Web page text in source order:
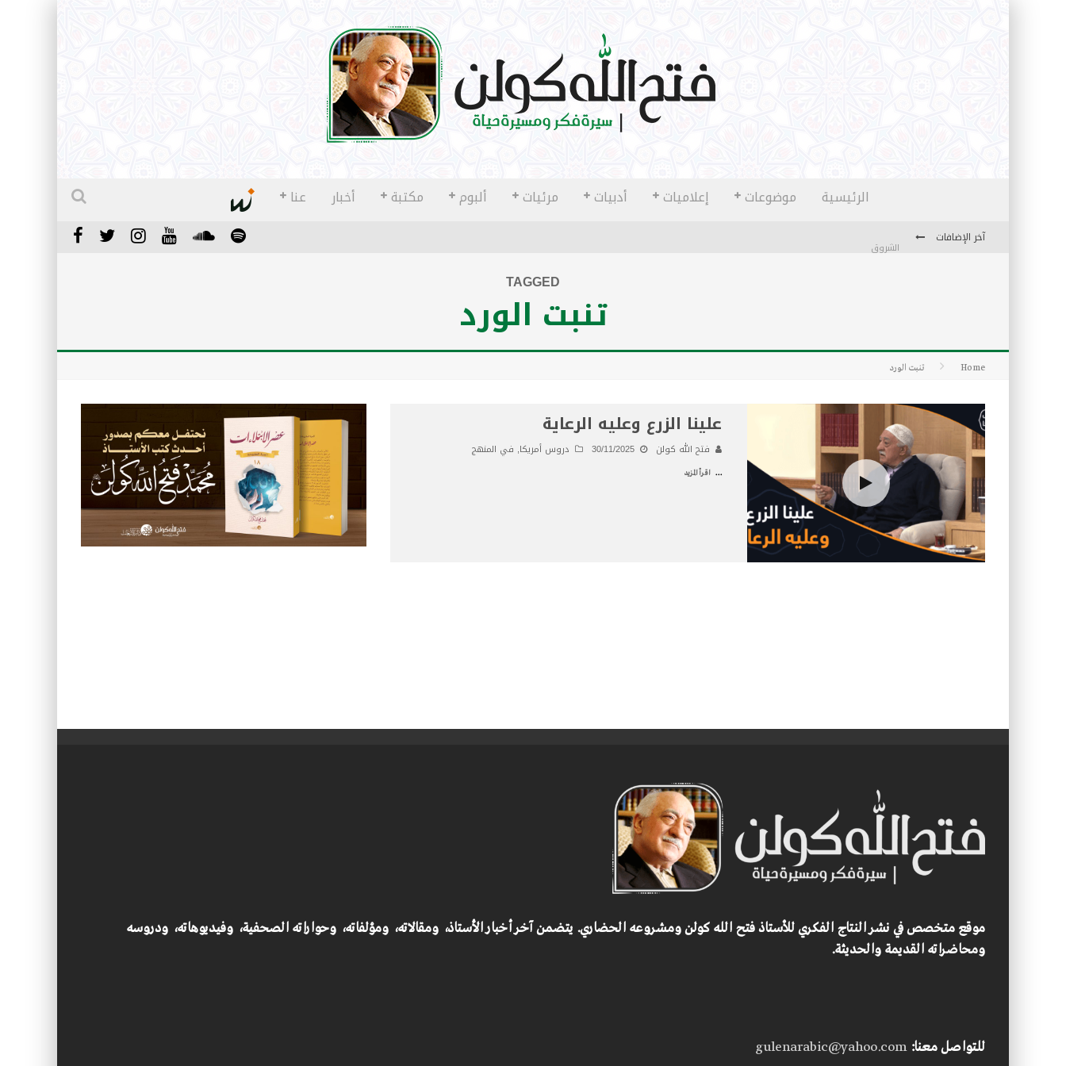
الرئيسية موضوعات إعلاميات أدبيات مرئيات ألبوم مكتبة أخبار عنا
آخر الإضافات
كتاب معراج الروح الصلاة: 32-مراتب الطهارة في الصلاة
TAGGED
تنبت الورد
Home تنبت الورد
علينا الزرع وعليه الرعاية
فتح الله كولن 30/11/2025 دروس أمريكا, في المنهج
... اقرأ المزيد
موقع متخصص في نشر النتاج الفكري للأستاذ فتح الله كولن ومشروعه الحضاري. يتضمن آخر أخبار الأستاذ، ومقالاته، ومؤلفاته، وحواراته الصحفية، وفيديوهاته، ودروسه
ومحاضراته القديمة والحديثة.
للتواصل معنا:gulenarabic@yahoo.com